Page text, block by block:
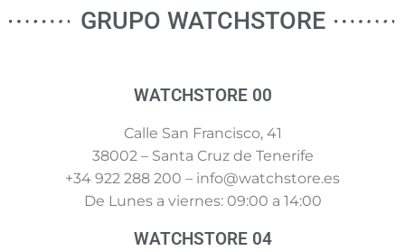
GRUPO WATCHSTORE
WATCHSTORE 00
Calle San Francisco, 41
38002 – Santa Cruz de Tenerife
+34 922 288 200 – info@watchstore.es
De Lunes a viernes: 09:00 a 14:00
WATCHSTORE 04